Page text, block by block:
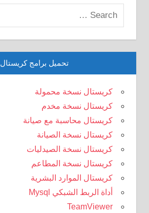
Search
تحميل برامج كريستال
كريستال نسخة محمولة
كريستال نسخة مخدم
كريستال محاسبة مع صيانة
كريستال نسخة الصيانة
كريستال نسخة الصيدليات
كريستال نسخة المطاعم
كريستال الموارد البشرية
أداة الربط الشبكي Mysql
TeamViewer